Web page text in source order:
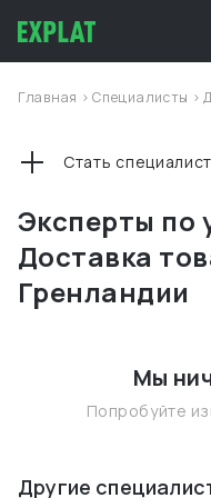
Главная >Специалисты >
Эксперты по
Доставка
Гренландии
Стать
Мы
Попробуйте
Другие